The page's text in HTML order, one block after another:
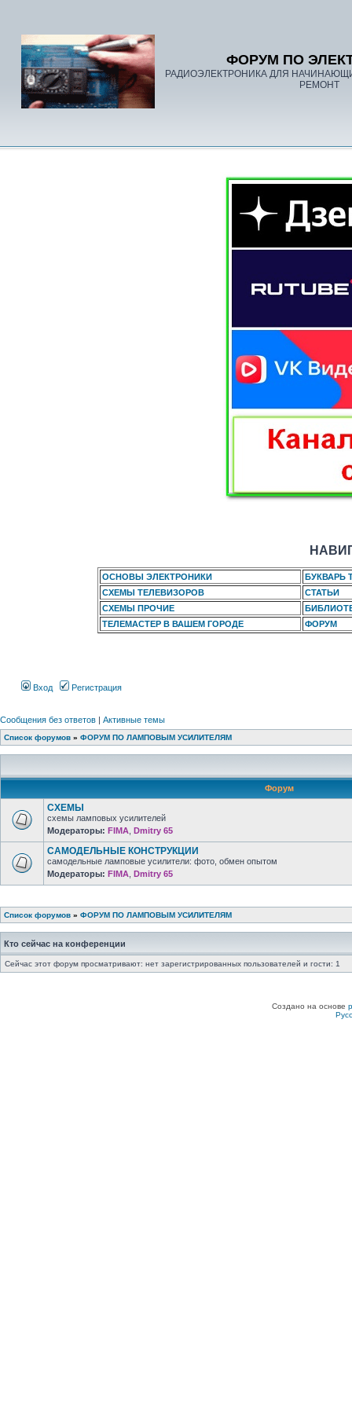
ФОРУМ ПО
РАДИОЭЛЕКТРОНИКА ДЛЯ
РЕМОНТ
ОСНОВЫ ЭЛЕКТРОНИКИ
БУКВАРЬ
СХЕМЫ ТЕЛЕВИЗОРОВ
СТАТЬИ
СХЕМЫ ПРОЧИЕ
ТЕЛЕМАСТЕР В ВАШЕМ ГОРОДЕ
ФОРУМ
Вход Регистрация
Сообщения без ответов | Активные темы
Список форумов » ФОРУМ ПО ЛАМПОВЫМ УСИЛИТЕЛЯМ
Форум
СХЕМЫ
схемы ламповых усилителей
Модераторы: FIMA Dmitry 65
САМОДЕЛЬНЫЕ КОНСТРУКЦИИ
самодельные ламповые усилители: фото, обмен опытом
Модераторы: FIMA Dmitry 65
Список форумов » ФОРУМ ПО ЛАМПОВЫМ УСИЛИТЕЛЯМ
Кто сейчас на конференции
Сейчас этот форум просматривают: нет зарегистрированных пользователей и гости: 1
Создано на основе